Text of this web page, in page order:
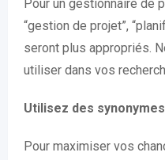
Pour un gestionnaire de
“gestion de projet”,
seront plus appropriés.
utiliser dans vos
Utilisez des
Pour maximiser vos